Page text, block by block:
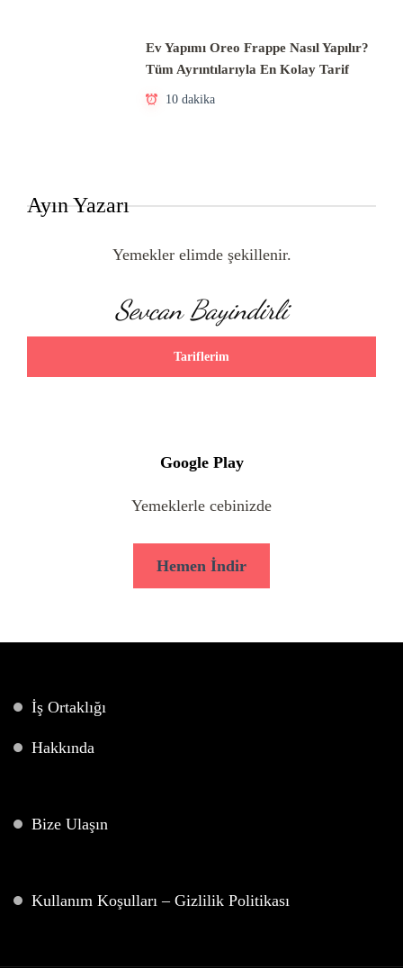
Ev Yapımı Oreo Frappe Nasıl Yapılır?
Tüm Ayrıntılarıyla En Kolay Tarif
10 dakika
Ayın Yazarı
Yemekler elimde şekillenir.
Sevcan Bayindirli
Tariflerim
Google Play
Yemeklerle cebinizde
Hemen İndir
İş Ortaklığı
Hakkında
Bize Ulaşın
Kullanım Koşulları – Gizlilik Politikası